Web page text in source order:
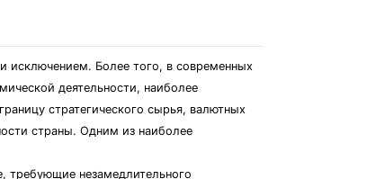
исключением. Более того, в современных
деятельности, наиболее
стратегического сырья, валютных
страны. Одним из наиболее
требующие незамедлительного